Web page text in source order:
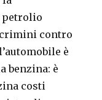
petrolio
contro
è
benzina: è
costi